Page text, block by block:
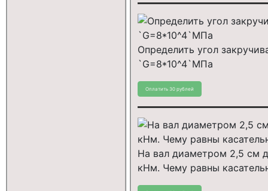
Определить угол
`G=8*10^4`МПа
На вал диаметром 2,5 см
кНм. Чему равны